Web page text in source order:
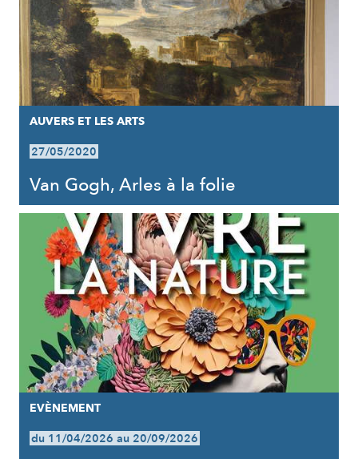
AUVERS ET LES ARTS
27/05/2020
Van Gogh, Arles à la folie
EVÈNEMENT
du 11/04/2026 au 20/09/2026